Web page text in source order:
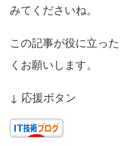
みてくださいね。
この記事が役に立っ
くお願いします。
↓ 応援ボタン